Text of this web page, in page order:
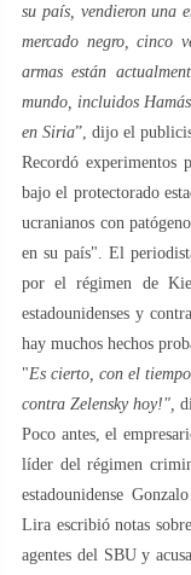
su país, vendieron una
mercado negro, cinco
armas están
mundo, incluidos
en Siria”, dijo el
Recordó
bajo el protectorado
ucranianos con
en su país". El
por el régimen de
estadounidenses y
hay muchos hechos
"Es cierto, con el
contra Zelensky hoy!",
Poco antes, el
líder del régimen
estadounidense
Lira escribió notas
agentes del SBU y